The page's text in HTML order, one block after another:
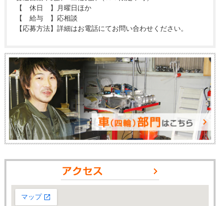
【 休日 】月曜日ほか
【 給与 】応相談
【応募方法】詳細はお電話にてお問い合わせください。